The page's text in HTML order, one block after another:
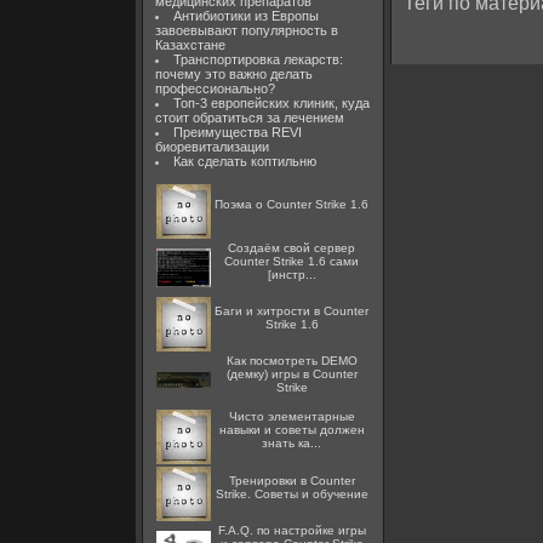
Антибиотики из Европы
завоевывают популярность в
Казахстане
Транспортировка лекарств:
почему это важно делать
профессионально?
Топ-3 европейских клиник, куда
стоит обратиться за лечением
Преимущества REVI
биоревитализации
Как сделать коптильню
Поэма о Counter Strike 1.6
Создаём свой сервер
Counter Strike 1.6 сами
[инстр...
Баги и хитрости в Counter
Strike 1.6
Как посмотреть DEMO
(демку) игры в Counter
Strike
Чисто элементарные
навыки и советы должен
знать ка...
Тренировки в Counter
Strike. Советы и обучение
F.A.Q. по настройке игры